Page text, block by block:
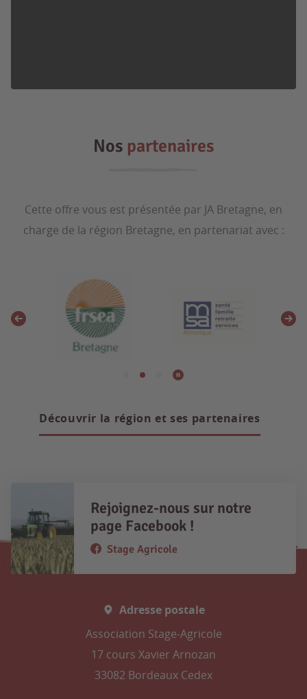
Nos partenaires
Cette offre vous est présentée par JA Bretagne, en
charge de la région Bretagne, en partenariat avec :
Découvrir la région et ses partenaires
Rejoignez-nous sur notre
page Facebook !
Stage Agricole
Adresse postale
Association Stage-Agricole
17 cours Xavier Arnozan
33082 Bordeaux Cedex